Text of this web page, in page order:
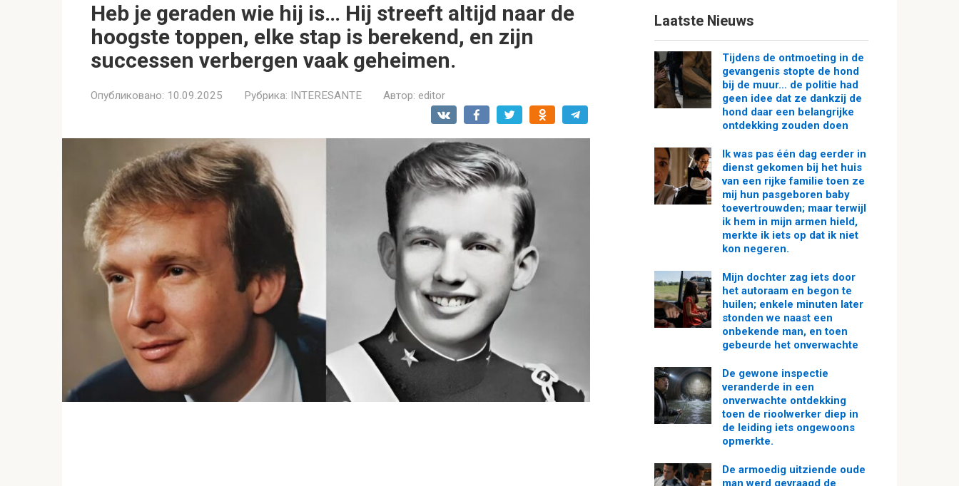
Heb je geraden wie hij is… Hij streeft altijd naar de
hoogste toppen, elke stap is berekend, en zijn
successen verbergen vaak geheimen.
Опубликовано: 10.09.2025 Рубрика: INTERESANTE Автор: editor
Laatste Nieuws
Tijdens de ontmoeting in de
gevangenis stopte de hond
bij de muur… de politie had
geen idee dat ze dankzij de
hond daar een belangrijke
ontdekking zouden doen
Ik was pas één dag eerder in
dienst gekomen bij het huis
van een rijke familie toen ze
mij hun pasgeboren baby
toevertrouwden; maar terwijl
ik hem in mijn armen hield,
merkte ik iets op dat ik niet
kon negeren.
Mijn dochter zag iets door
het autoraam en begon te
huilen; enkele minuten later
stonden we naast een
onbekende man, en toen
gebeurde het onverwachte
De gewone inspectie
veranderde in een
onverwachte ontdekking
toen de rioolwerker diep in
de leiding iets ongewoons
opmerkte.
De armoedig uitziende oude
man werd gevraagd de